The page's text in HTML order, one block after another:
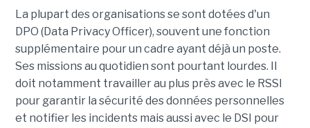
La plupart des organisations se sont dotées d'un
DPO (Data Privacy Officer), souvent une fonction
supplémentaire pour un cadre ayant déjà un poste.
Ses missions au quotidien sont pourtant lourdes. Il
doit notamment travailler au plus près avec le RSSI
pour garantir la sécurité des données personnelles
et notifier les incidents mais aussi avec le DSI pour